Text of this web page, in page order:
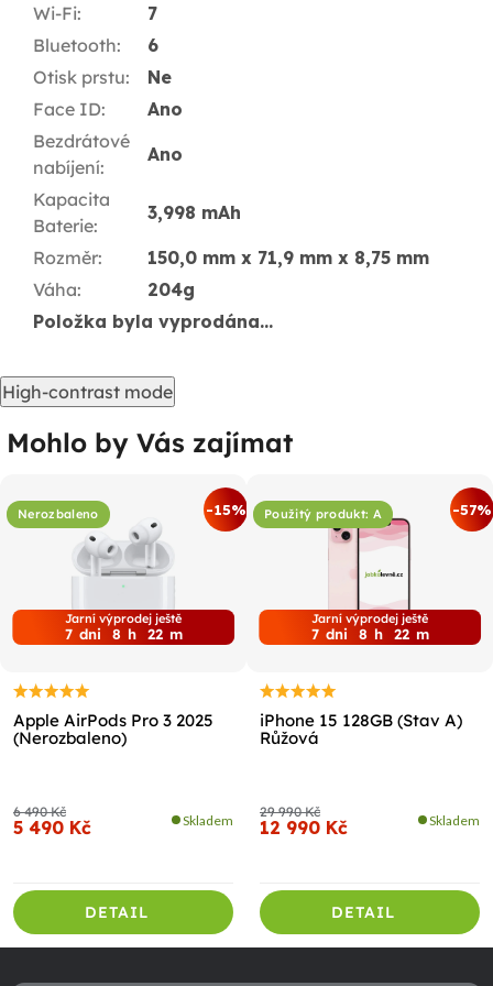
Wi-Fi:
7
Bluetooth:
6
Otisk prstu:
Ne
Face ID:
Ano
Bezdrátové
nabíjení:
Ano
Kapacita
Baterie:
3,998 mAh
Rozměr:
150,0 mm x 71,9 mm x 8,75 mm
Váha:
204g
Položka byla vyprodána…
High-contrast mode
Mohlo by Vás zajímat
Nerozbaleno -15%
Jarní výprodej ještě
7 dni 8 h 22 m
Apple AirPods Pro 3 2025
(Nerozbaleno)
6 490 Kč
5 490 Kč Skladem
DETAIL
Použitý produkt: A -57%
Jarní výprodej ještě
7 dni 8 h 22 m
iPhone 15 128GB (Stav A)
Růžová
29 990 Kč
12 990 Kč Skladem
DETAIL